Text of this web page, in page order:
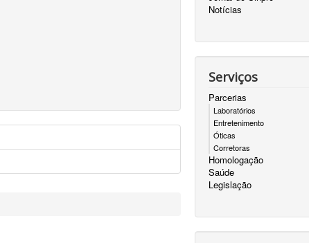
Notícias
Serviços
Parcerias
Laboratórios
Entretenimento
Óticas
Corretoras
Homologação
Saúde
Legislação